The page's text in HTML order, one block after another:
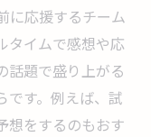
に応援するチーム
タイムで感想や応
話題で盛り上がる
です。例えば、試
想をするのもおす